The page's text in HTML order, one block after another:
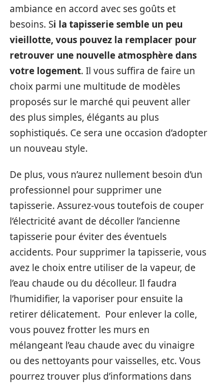
ambiance en accord avec ses goûts et
besoins. Si la tapisserie semble un peu
vieillotte, vous pouvez la remplacer pour
retrouver une nouvelle atmosphère dans
votre logement. Il vous suffira de faire un
choix parmi une multitude de modèles
proposés sur le marché qui peuvent aller
des plus simples, élégants au plus
sophistiqués. Ce sera une occasion d’adopter
un nouveau style.
De plus, vous n’aurez nullement besoin d’un
professionnel pour supprimer une
tapisserie. Assurez-vous toutefois de couper
l’électricité avant de décoller l’ancienne
tapisserie pour éviter des éventuels
accidents. Pour supprimer la tapisserie, vous
avez le choix entre utiliser de la vapeur, de
l’eau chaude ou du décolleur. Il faudra
l’humidifier, la vaporiser pour ensuite la
retirer délicatement. Pour enlever la colle,
vous pouvez frotter les murs en
mélangeant l’eau chaude avec du vinaigre
ou des nettoyants pour vaisselles, etc. Vous
pourrez trouver plus d’informations dans